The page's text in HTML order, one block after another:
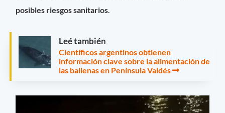
posibles riesgos sanitarios
Leé también
Científicos argentinos obtienen
información clave sobre la alimentación de
las ballenas en Península Valdés